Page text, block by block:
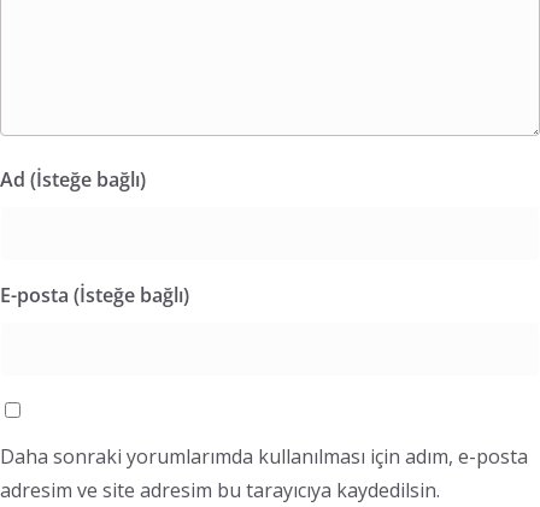
Ad (İsteğe bağlı)
E-posta (İsteğe bağlı)
Daha sonraki yorumlarımda kullanılması için adım, e-posta
adresim ve site adresim bu tarayıcıya kaydedilsin.